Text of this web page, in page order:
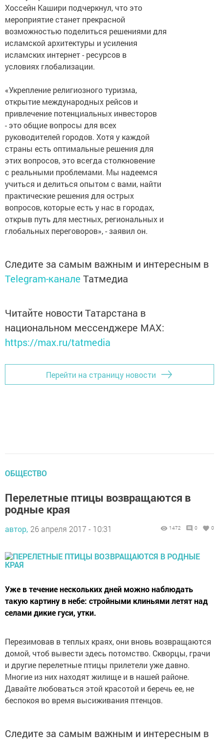
Хоссейн Кашири подчеркнул, что это
мероприятие станет прекрасной
возможностью поделиться решениями для
исламской архитектуры и усиления
исламских интернет - ресурсов в
условиях глобализации.
«Укрепление религиозного туризма,
открытие международных рейсов и
привлечение потенциальных инвесторов
- это общие вопросы для всех
руководителей городов. Хотя у каждой
страны есть оптимальные решения для
этих вопросов, это всегда столкновение
с реальными проблемами. Мы надеемся
учиться и делиться опытом с вами, найти
практические решения для острых
вопросов, которые есть у нас в городах,
открыв путь для местных, региональных и
глобальных переговоров», - заявил он.
Следите за самым важным и интересным в
Telegram-канале Татмедиа
Читайте новости Татарстана в
национальном мессенджере MАХ:
https://max.ru/tatmedia
Перейти на страницу новости
ОБЩЕСТВО
Перелетные птицы возвращаются в
родные края
автор, 26 апреля 2017 - 10:31 1472 0 0
Уже в течение нескольких дней можно наблюдать
такую картину в небе: стройными клиньями летят над
селами дикие гуси, утки.
Перезимовав в теплых краях, они вновь возвращаются
домой, чтоб вывести здесь потомство. Скворцы, грачи
и другие перелетные птицы прилетели уже давно.
Многие из них находят жилище и в нашей районе.
Давайте любоваться этой красотой и беречь ее, не
беспокоя во время высиживания птенцов.
Следите за самым важным и интересным в